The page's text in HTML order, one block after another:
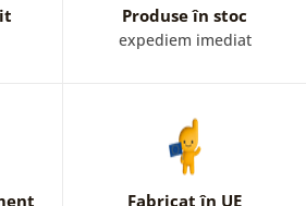
Produse în stoc
expediem imediat
Fabricat în UE